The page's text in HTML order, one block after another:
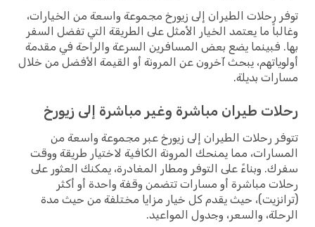
رحلات الطيران إلى زيورخ مجموعة واسعة من الخيارات،
ما يعتمد الخيار الأمثل على الطريقة التي تفضل السفر
فبينما يضع بعض المسافرين السرعة والراحة في مقدمة
يبحث آخرون عن المرونة أو القيمة الأفضل من خلال
بديلة.
طيران مباشرة وغير مباشرة إلى زيورخ
رحلات الطيران إلى زيورخ عبر مجموعة واسعة من
مما يمنحك المرونة الكافية لاختيار طريقة ووقت
وبناءً على التوفر ومطار المغادرة، يمكنك العثور على
مباشرة أو مسارات تتضمن وقفة واحدة أو أكثر
حيث يقدم كل خيار مزايا مختلفة من حيث مدة
والسعر، وجدول المواعيد.